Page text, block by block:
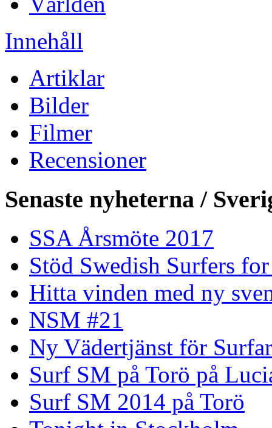
Innehåll
Artiklar
Bilder
Filmer
Recensioner
Senaste nyheterna /
SSA Årsmöte 2017
Stöd Swedish Surfers
Hitta vinden med ny
NSM #21
Ny Vädertjänst för
Surf SM på Torö på
Surf SM 2014 på Torö